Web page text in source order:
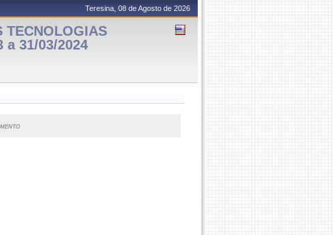
Teresina, 08 de Agosto de 2026
TECNOLOGIAS
a 31/03/2024